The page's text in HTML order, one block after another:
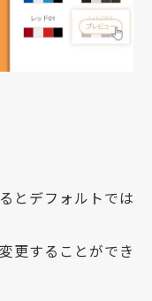
とデフォルトでは
更することができ